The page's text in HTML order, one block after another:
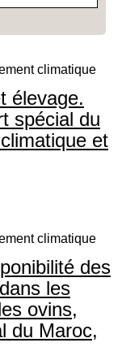
climatique
élevage.
spécial du
et
climatique
des
les
ovins,
du Maroc,